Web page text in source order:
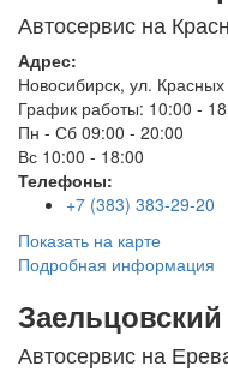
Автосервис на
Адрес:
Новосибирск, ул.
График работы: 10:00 -
Пн - Сб 09:00 - 20:00
Вс 10:00 - 18:00
Телефоны:
+7 (383) 383-29-20
Показать на карте
Подробная информация
Автосервис на